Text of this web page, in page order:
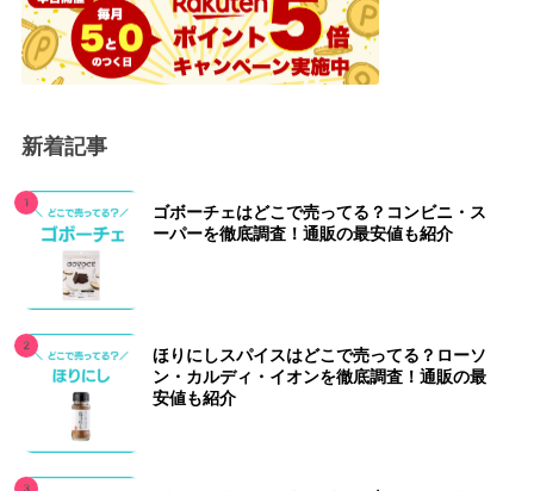
新着記事
ゴボーチェはどこで売ってる？コンビニ・ス
ーパーを徹底調査！通販の最安値も紹介
ほりにしスパイスはどこで売ってる？ローソ
ン・カルディ・イオンを徹底調査！通販の最
安値も紹介